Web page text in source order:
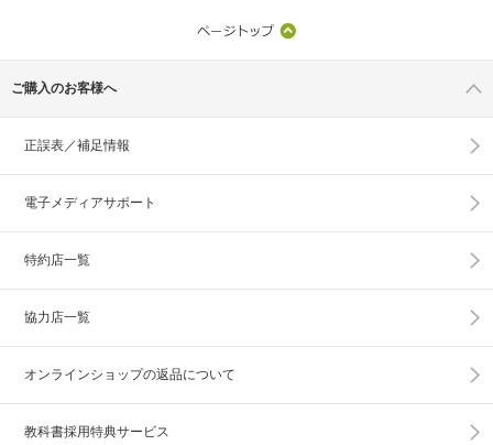
ご購入のお客様へ
正誤表／補足情報
電子メディアサポート
特約店一覧
協力店一覧
オンラインショップの返品について
教科書採用特典サービス